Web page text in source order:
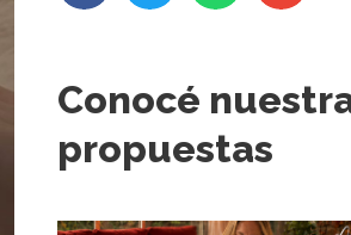
Conocé
propuestas